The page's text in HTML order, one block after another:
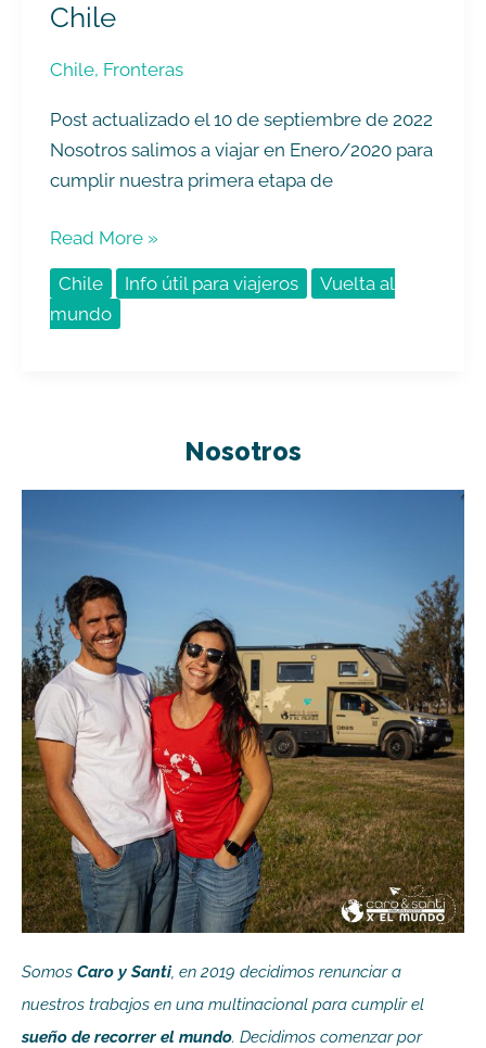
Chile
Chile, Fronteras
Post actualizado el 10 de septiembre de 2022
Nosotros salimos a viajar en Enero/2020 para
cumplir nuestra primera etapa de
Read More »
Chile Info útil para viajeros
Vuelta al
mundo
Nosotros
Somos Caro y Santi, en 2019 decidimos renunciar a
nuestros trabajos en una multinacional para cumplir el
sueño de recorrer el mundo. Decidimos comenzar por